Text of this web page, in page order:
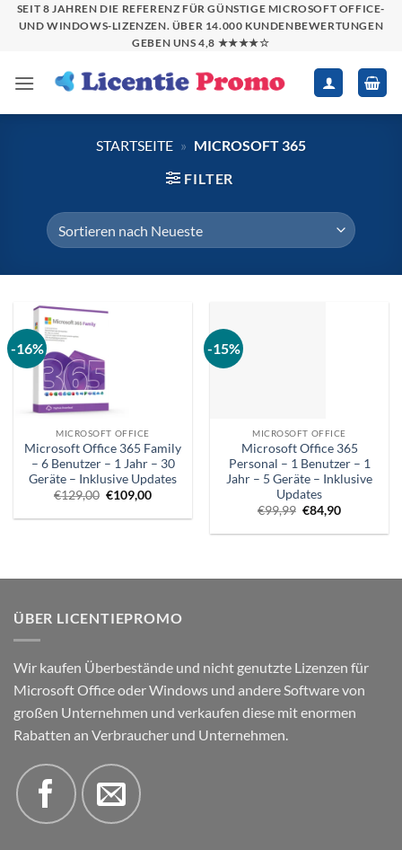
Zum
Inhalt
SEIT 8 JAHREN DIE REFERENZ FÜR GÜNSTIGE MICROSOFT OFFICE-
UND WINDOWS-LIZENZEN. ÜBER 14.000 KUNDENBEWERTUNGEN
GEBEN UNS 4,8 ★★★★☆
STARTSEITE » MICROSOFT 365
FILTER
-16%
MICROSOFT OFFICE
Microsoft Office 365 Family
– 6 Benutzer – 1 Jahr – 30
Geräte – Inklusive Updates
€129,00 Ursprünglicher
war:
€109,00Aktueller
ist:
-15%
MICROSOFT OFFICE
Microsoft Office 365
Personal – 1 Benutzer – 1
Jahr – 5 Geräte – Inklusive
Updates
€99,99 Ursprünglicher
Preis
war:
€84,90Aktueller
ist:
ÜBER LICENTIEPROMO
Wir kaufen Überbestände und nicht genutzte Lizenzen für
Microsoft Office oder Windows und andere Software von
großen Unternehmen und verkaufen diese mit enormen
Rabatten an Verbraucher und Unternehmen.